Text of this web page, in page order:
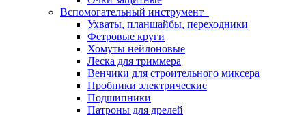
Вспомогательный инструмент
Ухваты, планшайбы, переходники
Фетровые круги
Хомуты нейлоновые
Леска для триммера
Венчики для строительного миксера
Пробники электрические
Подшипники
Патроны для дрелей